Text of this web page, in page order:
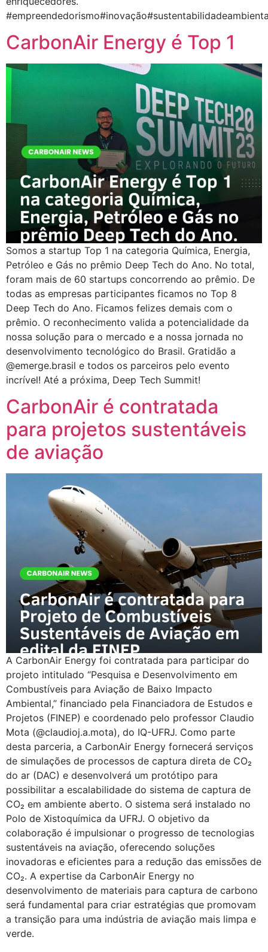
CarbonAir Energy é Top 1
Somos a startup Top 1 na categoria Química, Energia,
Petróleo e Gás no prêmio Deep Tech do Ano. No total,
foram mais de 60 startups concorrendo ao prêmio. De
todas as empresas participantes ficamos no Top 8
Deep Tech do Ano. Ficamos felizes demais com o
prêmio. O reconhecimento valida a potencialidade da
nossa solução para o mercado e a nossa jornada no
desenvolvimento tecnológico do Brasil. Gratidão a
@emerge.brasil e todos os parceiros pelo evento
incrível! Até a próxima, Deep Tech Summit!
CarbonAir é contratada
para projetos sustentáveis
de aviação
A CarbonAir Energy foi contratada para participar do
projeto intitulado “Pesquisa e Desenvolvimento em
Combustíveis para Aviação de Baixo Impacto
Ambiental,” financiado pela Financiadora de Estudos e
Projetos (FINEP) e coordenado pelo professor Claudio
Mota (@claudioj.a.mota), do IQ-UFRJ. Como parte
desta parceria, a CarbonAir Energy fornecerá serviços
de simulações de processos de captura direta de CO₂
do ar (DAC) e desenvolverá um protótipo para
possibilitar a escalabilidade do sistema de captura de
CO₂ em ambiente aberto. O sistema será instalado no
Polo de Xistoquímica da UFRJ. O objetivo da
colaboração é impulsionar o progresso de tecnologias
sustentáveis na aviação, oferecendo soluções
inovadoras e eficientes para a redução das emissões de
CO₂. A expertise da CarbonAir Energy no
desenvolvimento de materiais para captura de carbono
será fundamental para criar estratégias que promovam
a transição para uma indústria de aviação mais limpa e
verde.